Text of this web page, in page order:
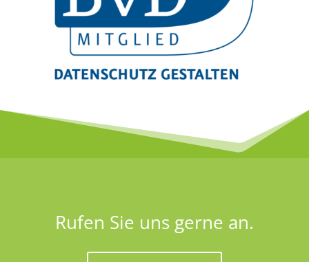
Rufen Sie uns gerne an.